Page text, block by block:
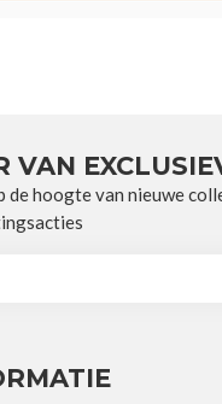
VAN
de hoogte van nieuwe